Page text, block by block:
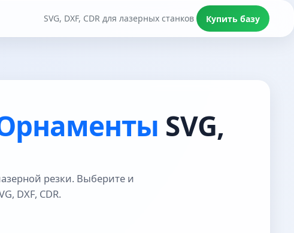
SVG, DXF, CDR для лазерных станков Купить базу
SVG,
резки. Выберите и
DXF, CDR.